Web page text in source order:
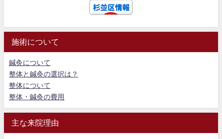
施術について
鍼灸について
整体と鍼灸の選択は？
整体について
整体・鍼灸の費用
主な来院理由